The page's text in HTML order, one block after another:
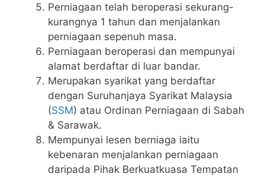
Perniagaan telah beroperasi sekurang-
kurangnya 1 tahun dan menjalankan
perniagaan sepenuh masa.
Perniagaan beroperasi dan mempunyai
alamat berdaftar di luar bandar.
Merupakan syarikat yang berdaftar
dengan Suruhanjaya Syarikat Malaysia
(SSM) atau Ordinan Perniagaan di Sabah
& Sarawak.
Mempunyai lesen berniaga iaitu
kebenaran menjalankan perniagaan
daripada Pihak Berkuatkuasa Tempatan